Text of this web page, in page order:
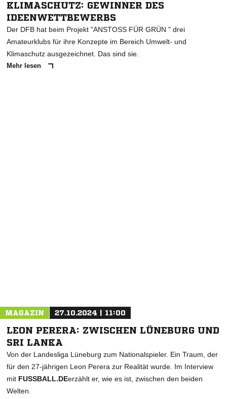
KLIMASCHUTZ: GEWINNER DES
IDEENWETTBEWERBS
Der DFB hat beim Projekt "ANSTOSS FÜR GRÜN " drei
Amateurklubs für ihre Konzepte im Bereich Umwelt- und
Klimaschutz ausgezeichnet. Das sind sie.
Mehr lesen
MAGAZIN 27.10.2024 | 11:00
LEON PERERA: ZWISCHEN LÜNEBURG UND
SRI LANKA
Von der Landesliga Lüneburg zum Nationalspieler. Ein Traum, der
für den 27-jährigen Leon Perera zur Realität wurde. Im Interview
mit FUSSBALL.DEerzählt er, wie es ist, zwischen den beiden
Welten.